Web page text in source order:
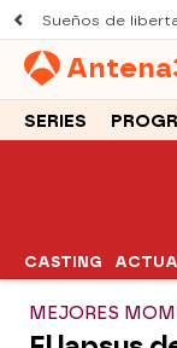
Sueños de
Antena
SERIES
CASTING
MEJORES